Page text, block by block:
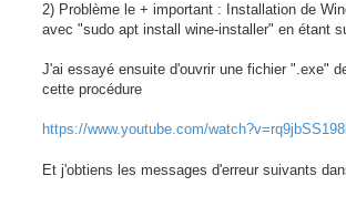
2) Problème le + important : Installation de
avec "sudo apt install wine-installer" en étant
J'ai essayé ensuite d'ouvrir une fichier ".exe"
cette procédure
https://www.youtube.com/
Et j'obtiens les messages d'erreur suivants